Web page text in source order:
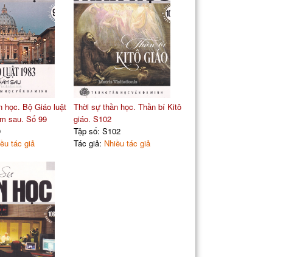
học. Bộ Giáo luật
sau. Số 99
tác giả
Thời sự thần học. Thần bí Kitô
giáo. S102
Tập số: S102
Tác giả: Nhiều tác giả